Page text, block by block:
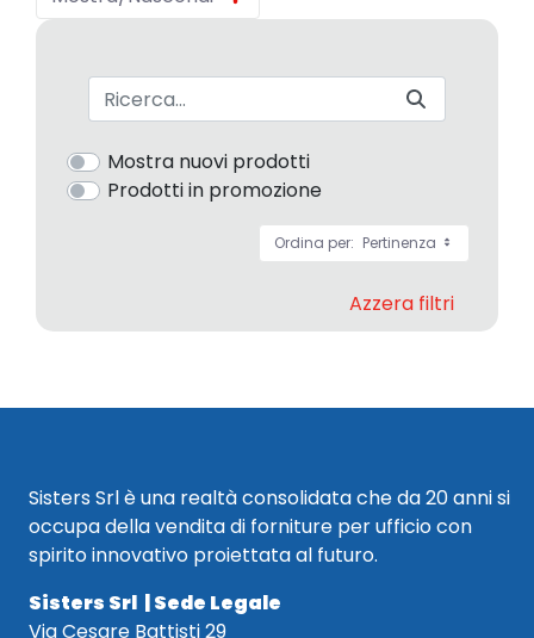
Barra di ricerca
Mostra nuovi prodotti
Prodotti in promozione
Ordina per: Pertinenza
Azzera filtri
Sisters Srl è una realtà consolidata che da 20 anni si
occupa della vendita di forniture per ufficio con
spirito innovativo proiettata al futuro.
Sisters Srl | Sede Legale
Via Cesare Battisti 29